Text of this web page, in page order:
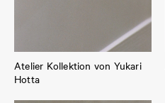
Atelier Kollektion von Yukari
Hotta